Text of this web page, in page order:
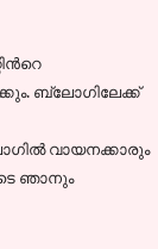
ബ്ലോഗിലേക്ക്
വായനക്കാരും
ഞാനും